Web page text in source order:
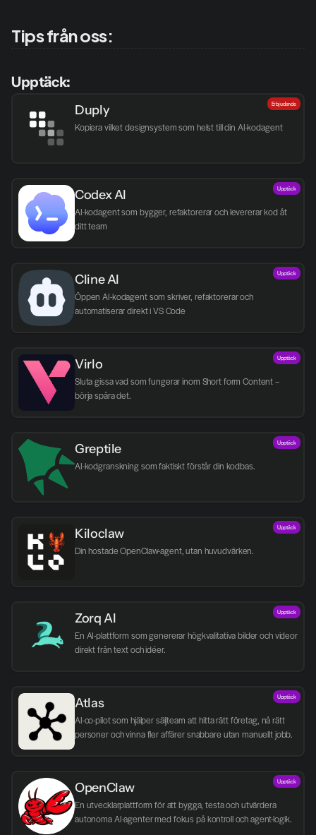
Tips från oss:
Upptäck:
Duply
Kopiera vilket designsystem som helst till din AI-kodagent
Erbjudande
Codex AI
AI-kodagent som bygger, refaktorerar och levererar kod åt
ditt team
Upptäck
Cline AI
Öppen AI-kodagent som skriver, refaktorerar och
automatiserar direkt i VS Code
Upptäck
Virlo
Sluta gissa vad som fungerar inom Short form Content –
börja spåra det.
Upptäck
Greptile
AI-kodgranskning som faktiskt förstår din kodbas.
Upptäck
Kiloclaw
Din hostade OpenClaw-agent, utan huvudvärken.
Upptäck
Zorq AI
En AI-plattform som genererar högkvalitativa bilder och videor
direkt från text och idéer.
Upptäck
Atlas
AI-co-pilot som hjälper säljteam att hitta rätt företag, nå rätt
personer och vinna fler affärer snabbare utan manuellt jobb.
Upptäck
OpenClaw
En utvecklarplattform för att bygga, testa och utvärdera
autonoma AI-agenter med fokus på kontroll och agent-logik.
Upptäck